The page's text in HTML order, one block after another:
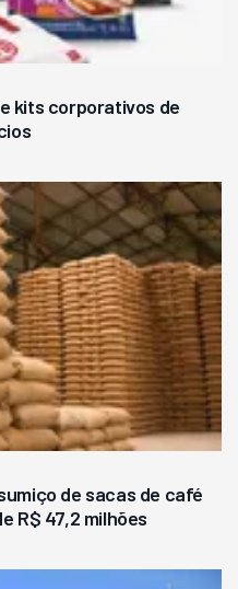
kits corporativos de
de sacas de café
R$ 47,2 milhões